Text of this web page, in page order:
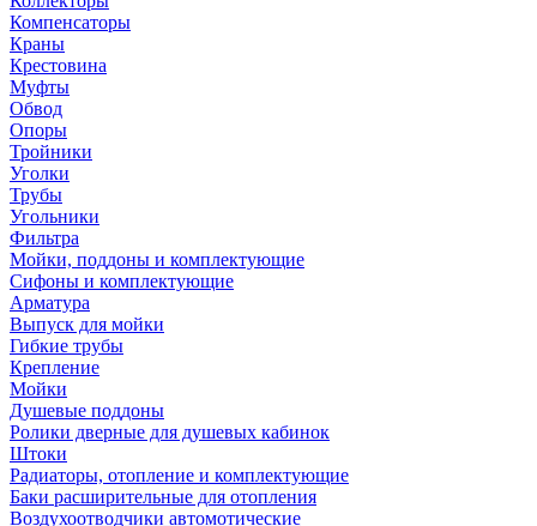
Компенсаторы
Краны
Крестовина
Муфты
Обвод
Опоры
Тройники
Уголки
Трубы
Угольники
Фильтра
Мойки, поддоны и комплектующие
Сифоны и комплектующие
Арматура
Выпуск для мойки
Гибкие трубы
Крепление
Мойки
Душевые поддоны
Ролики дверные для душевых кабинок
Штоки
Радиаторы, отопление и комплектующие
Баки расширительные для отопления
Воздухоотводчики автомотические